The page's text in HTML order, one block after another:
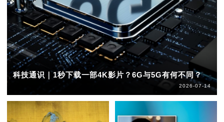
科技通识｜1秒下载一部4K影片？6G与5G有何不同？
2026-07-14